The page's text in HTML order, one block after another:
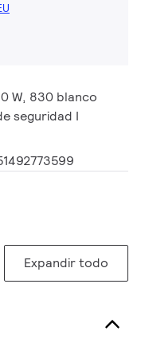
W, 830 blanco
seguridad I
Expandir todo